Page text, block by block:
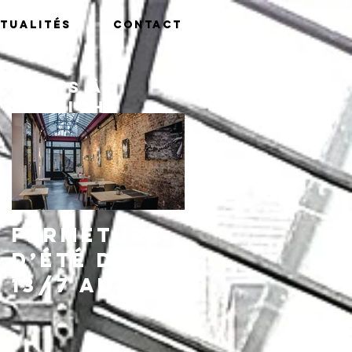
Contact
Posts à
l'affiche
Fermeture
d’été du
13/7 au
16/8,
réouvertu